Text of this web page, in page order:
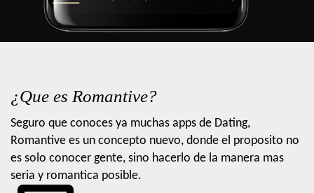
¿Que es Romantive?
Seguro que conoces ya muchas apps de Dating,
Romantive es un concepto nuevo, donde el proposito no
es solo conocer gente, sino hacerlo de la manera mas
seria y romantica posible.